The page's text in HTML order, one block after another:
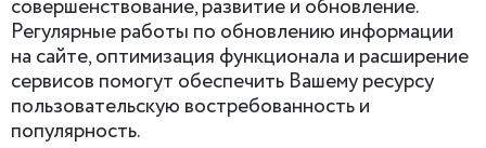
совершенствование, развитие и обновление.
Регулярные работы по обновлению информации
на сайте, оптимизация функционала и расширение
сервисов помогут обеспечить Вашему ресурсу
пользовательскую востребованность и
популярность.